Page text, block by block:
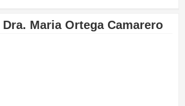
Dra. Maria Ortega Camarero